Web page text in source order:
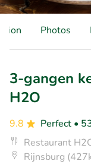
Photos
3-gangen
H2O
9.8 Perfect •
Restaurant
Rijnsburg